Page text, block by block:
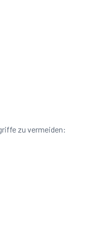
zu vermeiden: